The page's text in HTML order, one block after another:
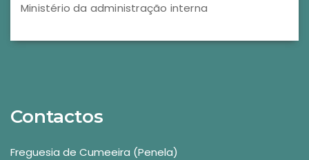
Ministério da administração interna
Contactos
Freguesia de Cumeeira (Penela)